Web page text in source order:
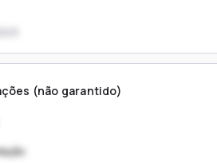
(não garantido)